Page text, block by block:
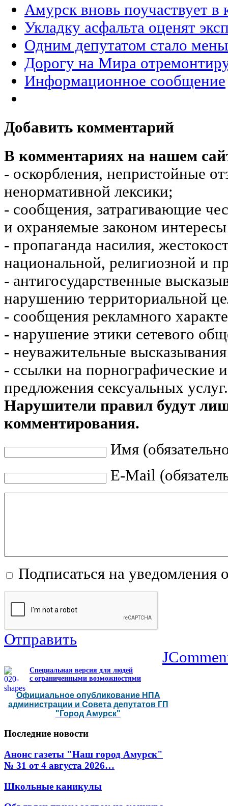
Амурск вновь поучаствует в
Укладку асфальта оценят
Одним депутатом стало
Дорогу на Мира
Информационное сообщение
Добавить комментарий
В комментариях на нашем
- оскорбления, непристойные
ненормативной лексики;
- сообщения, затрагивающие
и охраняемые законом
- пропаганда насилия,
национальной, религиозной и
- антигосударственные
нарушению территориальной
- сообщения рекламного
- нарушение этики сетевого
- неуважительные
- ссылки на порнографические
предложения сексуальных услуг.
Нарушители правил будут
комментирования.
Имя
E-Mail
Подписаться на уведомления
Отправить
Специальная версия для людей
с ограниченными возможностями
Официальное опубликование НПА
администрации и Совета депутатов ГП
"Город Амурск"
Последние новости
Анонс газеты "Наш город Амурск"
№ 31 от 4 августа 2026…
Школьные каникулы